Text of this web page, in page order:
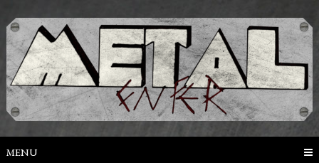
to
content
MENU